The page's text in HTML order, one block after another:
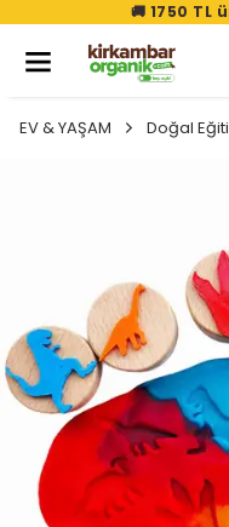
🚚 1750 TL
EV & YAŞAM Doğal